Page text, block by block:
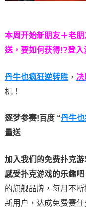
本周开始新朋友＋老
送，要如何获得!?登入
丹牛也疯狂逆转胜 ， 决
机！
逐梦参赛!百度 “丹牛
量送
加入我们的免费扑克
感受扑克游戏的乐趣吧
的旗舰品牌，每月不
新用户，达成免费赛